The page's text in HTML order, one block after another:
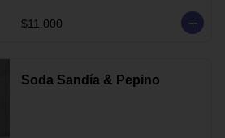
$11.000
Soda Sandía & Pepino